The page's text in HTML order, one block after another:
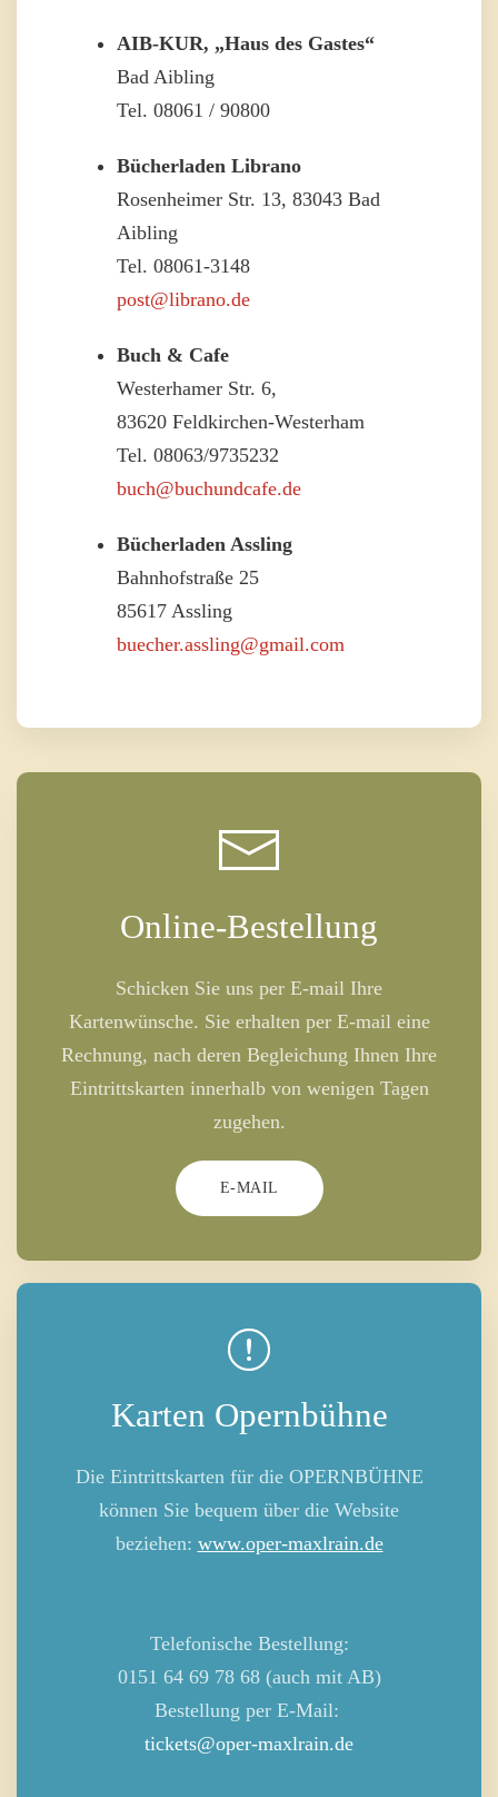
AIB-KUR, „Haus des Gastes“
Bad Aibling
Tel. 08061 / 90800
Bücherladen Librano
Rosenheimer Str. 13, 83043 Bad
Aibling
Tel. 08061-3148
post@librano.de
Buch & Cafe
Westerhamer Str. 6,
83620 Feldkirchen-Westerham
Tel. 08063/9735232
buch@buchundcafe.de
Bücherladen Assling
Bahnhofstraße 25
85617 Assling
buecher.assling@gmail.com
Online-Bestellung
Schicken Sie uns per E-mail Ihre
Kartenwünsche. Sie erhalten per E-mail eine
Rechnung, nach deren Begleichung Ihnen Ihre
Eintrittskarten innerhalb von wenigen Tagen
zugehen.
E-MAIL
Karten Opernbühne
Die Eintrittskarten für die OPERNBÜHNE
können Sie bequem über die Website
beziehen: www.oper-maxlrain.de
Telefonische Bestellung:
0151 64 69 78 68 (auch mit AB)
Bestellung per E-Mail:
tickets@oper-maxlrain.de